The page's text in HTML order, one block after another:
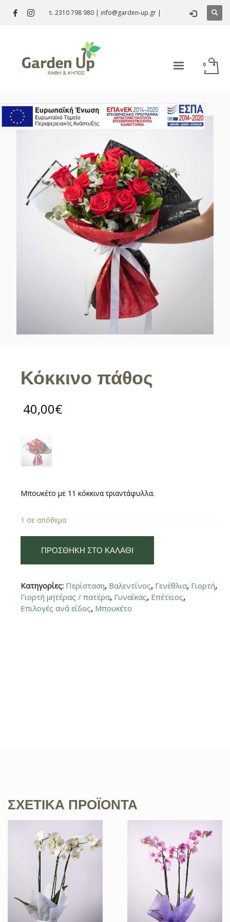
τ. 2310 798 980 | info@garden-up.gr |
Κόκκινο πάθος
40,00€
Μπουκέτο με 11 κόκκινα τριαντάφυλλα.
1 σε απόθεμα
ΠΡΟΣΘΉΚΗ ΣΤΟ ΚΑΛΆΘΙ
Κατηγορίες: Περίσταση, Βαλεντίνος, Γενέθλια, Γιορτή,
Γιορτή μητέρας / πατέρα, Γυναίκας, Επέτειος,
Επιλογές ανά είδος, Μπουκέτο
ΣΧΕΤΙΚΆ ΠΡΟΪΌΝΤΑ